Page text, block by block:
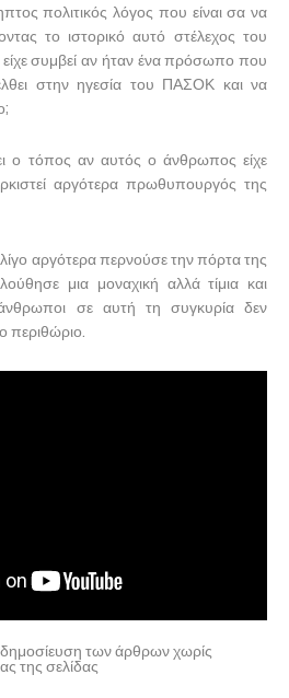
πολιτικός λόγος που είναι σα να
το ιστορικό αυτό στέλεχος του
συμβεί αν ήταν ένα πρόσωπο που
στην ηγεσία του ΠΑΣΟΚ και να
ο τόπος αν αυτός ο άνθρωπος είχε
αργότερα πρωθυπουργός της
αργότερα περνούσε την πόρτα της
μια μοναχική αλλά τίμια και
σε αυτή τη συγκυρία δεν
περιθώριο.
των άρθρων χωρίς
της σελίδας